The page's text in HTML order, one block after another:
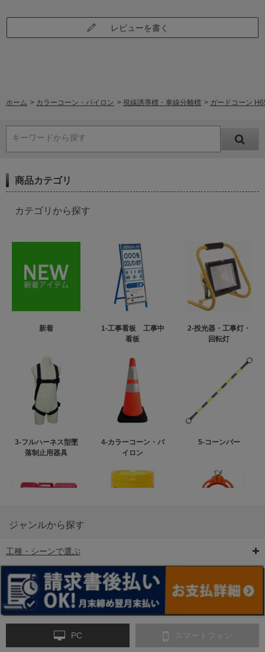
レビューを書く
ホーム > カラーコーン・パイロン > 視線誘導標・車線分離標 > ガードコーン
キーワードから探す
商品カテゴリ
カテゴリから探す
新着
1-工事看板 工事中
看板
2-投光器・工事灯・
回転灯
3-フルハーネス型墜
落制止用器具
4-カラーコーン・パ
イロン
5-コーンバー
6-矢印板/LED矢印板
ンス
ジャンルから探す
工種・シーンで選ぶ
PC スマートフォン